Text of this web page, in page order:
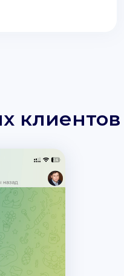
клиентов